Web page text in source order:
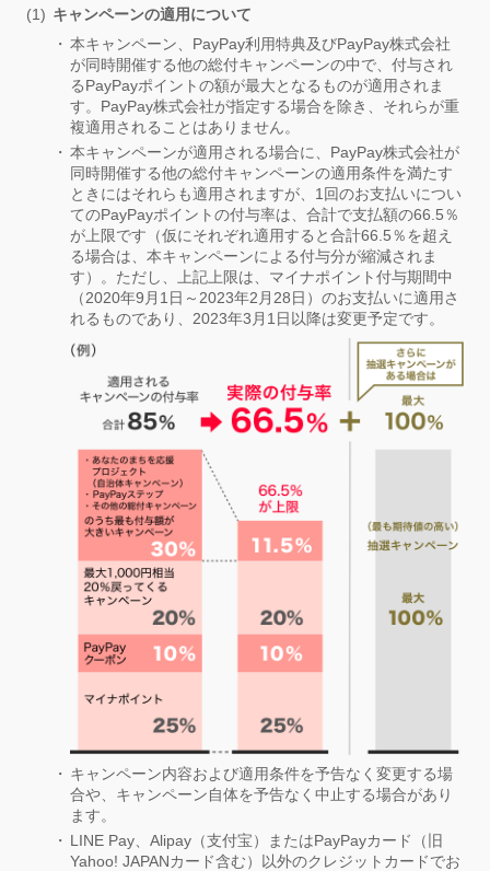
キャンペーンの適用について
本キャンペーン、PayPay利用特典及びPayPay株式会社
が同時開催する他の総付キャンペーンの中で、付与され
るPayPayポイントの額が最大となるものが適用されま
す。PayPay株式会社が指定する場合を除き、それらが重
複適用されることはありません。
本キャンペーンが適用される場合に、PayPay株式会社が
同時開催する他の総付キャンペーンの適用条件を満たす
ときにはそれらも適用されますが、1回のお支払いについ
てのPayPayポイントの付与率は、合計で支払額の66.5％
が上限です（仮にそれぞれ適用すると合計66.5％を超え
る場合は、本キャンペーンによる付与分が縮減されま
す）。ただし、上記上限は、マイナポイント付与期間中
（2020年9月1日～2023年2月28日）のお支払いに適用さ
れるものであり、2023年3月1日以降は変更予定です。
キャンペーン内容および適用条件を予告なく変更する場
合や、キャンペーン自体を予告なく中止する場合があり
ます。
LINE Pay、Alipay（支付宝）またはPayPayカード（旧
Yahoo! JAPANカード含む）以外のクレジットカードでお